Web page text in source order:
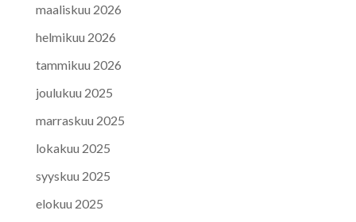
maaliskuu 2026
helmikuu 2026
tammikuu 2026
joulukuu 2025
marraskuu 2025
lokakuu 2025
syyskuu 2025
elokuu 2025